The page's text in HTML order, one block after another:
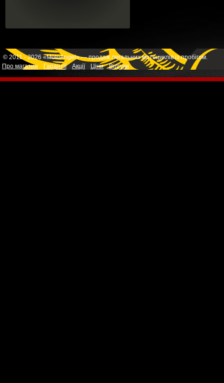
© 2011 - 2026 «MotoAngel» — продаж легальних мотоциклів із пробігом.
Про магазин
Гарантії Акції Ціни Відгуки